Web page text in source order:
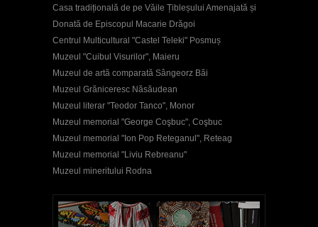
Casa tradițională de pe Văile Țibleșului Amenajată și
Donată de Episcopul Macarie Drăgoi
Centrul Multicultural "Castel Teleki" Posmuș
Muzeul "Cuibul Visurilor", Maieru
Muzeul de artă comparată Sângeorz Băi
Muzeul Grăniceresc Năsăudean
Muzeul literar "Teodor Tanco", Monor
Muzeul memorial "George Coşbuc", Coşbuc
Muzeul memorial "Ion Pop Reteganul", Reteag
Muzeul memorial "Liviu Rebreanu"
Muzeul mineritului Rodna